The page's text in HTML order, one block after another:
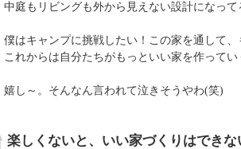
中庭もリビングも外から見えない設計になって
僕はキャンプに挑戦したい！この家を通して
これからは自分たちがもっといい家を作ってい
嬉し～。そんなん言われて泣きそうやわ(笑)
楽しくないと、いい家づくりはできな